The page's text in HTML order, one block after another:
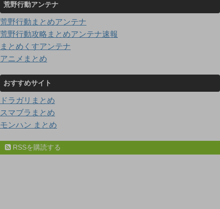
荒野行動アンテナ
荒野行動まとめアンテナ
荒野行動攻略まとめアンテナ速報
まとめくすアンテナ
アニメまとめ
おすすめサイト
ドラガリまとめ
スマブラまとめ
モンハン まとめ
RSSを購読する